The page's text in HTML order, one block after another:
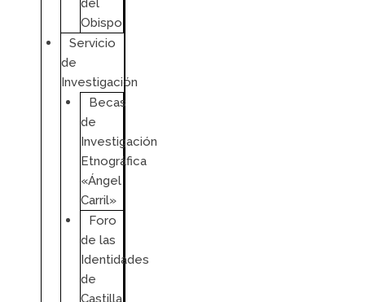
Obispo
Servicio
de
Investigación
Becas
de
Investigación
Etnográfica
«Ángel
Carril»
Foro
de las
Identidades
de
Castilla